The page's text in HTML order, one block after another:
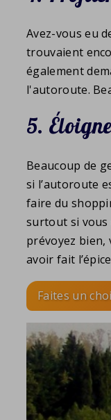
Avez-vous eu
trouvaient
également
l'autoroute.
5.
Beaucoup de
si l’autoroute
faire du
surtout si vous
prévoyez
avoir fait
Faites un